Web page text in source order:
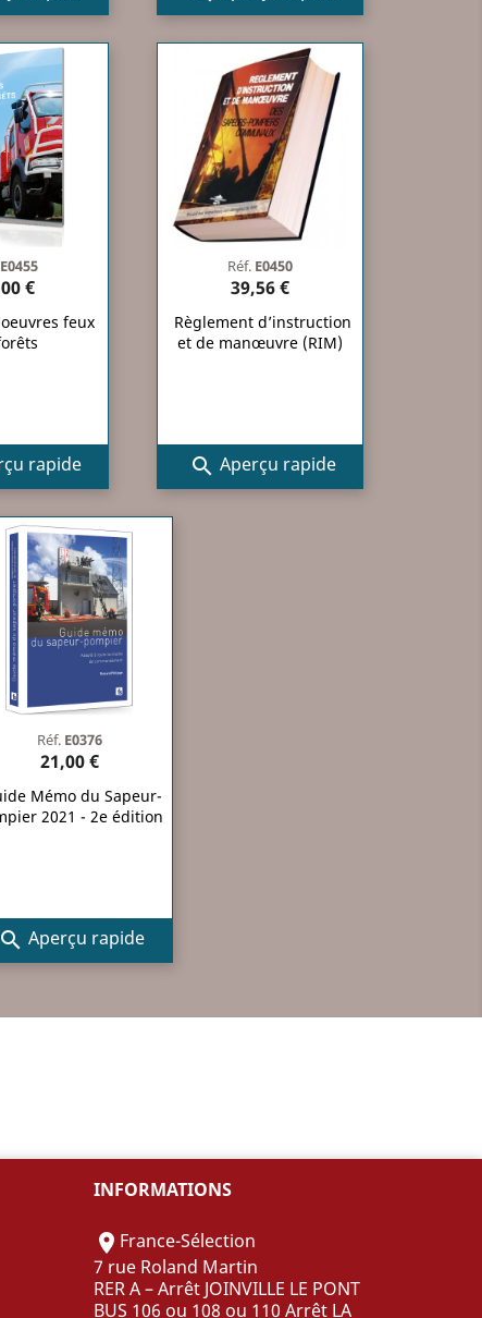
E0455
€
feux
rapide
Réf. E0450
39,56 €
Règlement d’instruction
et de manœuvre (RIM)
 Aperçu rapide
Réf. E0376
21,00 €
Mémo du Sapeur-
2021 - 2e édition
 Aperçu rapide
INFORMATIONS
 France-Sélection
7 rue Roland Martin
RER A – Arrêt JOINVILLE LE PONT
BUS 106 ou 108 ou 110 Arrêt LA